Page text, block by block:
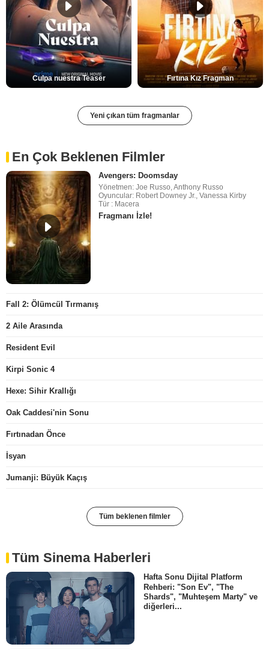
Culpa nuestra Teaser Fırtına Kız Fragman
Yeni çıkan tüm fragmanlar
En Çok Beklenen Filmler
Avengers: Doomsday
Yönetmen: Joe Russo, Anthony Russo
Oyuncular: Robert Downey Jr., Vanessa Kirby
Tür : Macera
Fragmanı İzle!
Fall 2: Ölümcül Tırmanış
2 Aile Arasında
Resident Evil
Kirpi Sonic 4
Hexe: Sihir Krallığı
Oak Caddesi'nin Sonu
Fırtınadan Önce
İsyan
Jumanji: Büyük Kaçış
Tüm beklenen filmler
Tüm Sinema Haberleri
Hafta Sonu Dijital Platform
Rehberi: "Son Ev", "The
Shards", "Muhteşem Marty" ve
diğerleri...